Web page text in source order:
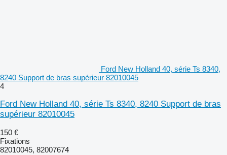
Ford New Holland 40, série Ts 8340,
8240 Support de bras supérieur 82010045
4
Ford New Holland 40, série Ts 8340, 8240 Support de bras
supérieur 82010045
150 €
Fixations
82010045, 82007674